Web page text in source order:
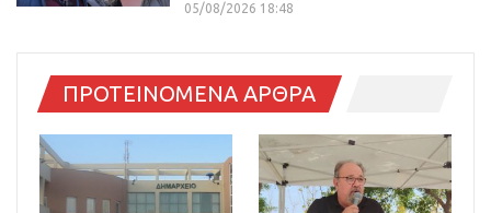
05/08/2026 18:48
ΠΡΟΤΕΙΝΟΜΕΝΑ ΑΡΘΡΑ